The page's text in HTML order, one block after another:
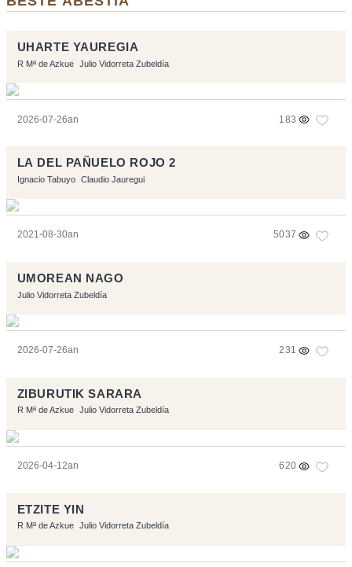
UHARTE YAUREGIA
R Mª de Azkue Julio Vidorreta Zubeldía
2026-07-26an 183
LA DEL PAÑUELO ROJO 2
Ignacio Tabuyo Claudio Jauregui
2021-08-30an 5037
UMOREAN NAGO
Julio Vidorreta Zubeldía
2026-07-26an 231
ZIBURUTIK SARARA
R Mª de Azkue Julio Vidorreta Zubeldía
2026-04-12an 620
ETZITE YIN
R Mª de Azkue Julio Vidorreta Zubeldía